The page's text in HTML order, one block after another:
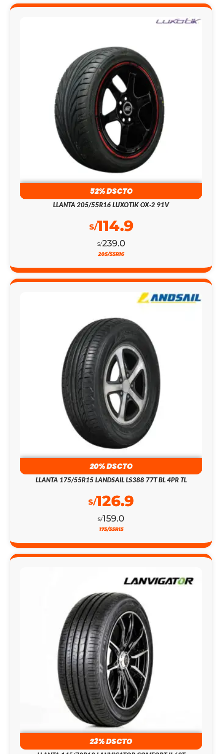
52% DSCTO
LLANTA 205/55R16 LUXOTIK OX-2 91V
S/239.0
S/114.9
205/55R16
20% DSCTO
LLANTA 175/55R15 LANDSAIL LS388 77T BL 4PR TL
S/159.0
S/126.9
175/55R15
23% DSCTO